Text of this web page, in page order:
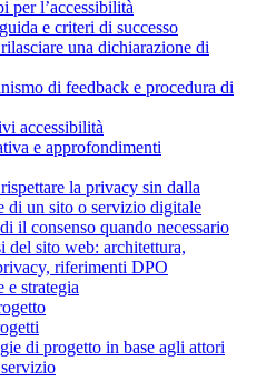
per l’accessibilità
e criteri di successo
una dichiarazione di
di feedback e procedura di
accessibilità
e approfondimenti
la privacy sin dalla
di un sito o servizio digitale
il consenso quando necessario
del sito web: architettura,
riferimenti DPO
e strategia
di progetto in base agli attori